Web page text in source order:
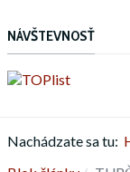
NÁVŠTEVNOSŤ
Nachádzate sa tu: